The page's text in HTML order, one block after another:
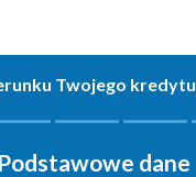
Twojego kredytu
Podstawowe dane